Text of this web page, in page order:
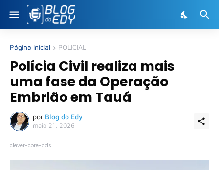
Página inicial POLICIAL
Polícia Civil realiza mais
uma fase da Operação
Embrião em Tauá
por Blog do Edy
maio 21, 2026
clever-core-ads